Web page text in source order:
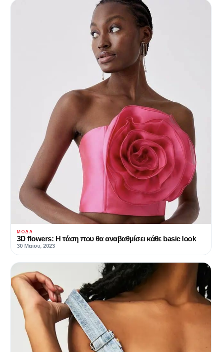
ΜΌΔΑ
3D flowers: Η τάση που θα αναβαθμίσει κάθε basic look
30 Μαΐου, 2023